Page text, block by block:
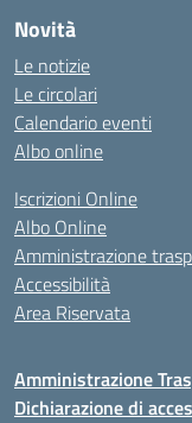
Novità
Le notizie
Le circolari
Calendario eventi
Albo online
Iscrizioni Online
Albo Online
Amministrazione
Accessibilità
Area Riservata
Amministrazione
Dichiarazione di